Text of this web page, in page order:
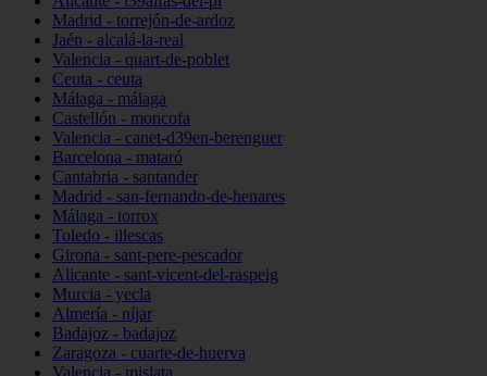
Madrid - torrejón-de-ardoz
Jaén - alcalá-la-real
Valencia - quart-de-poblet
Ceuta - ceuta
Málaga - málaga
Castellón - moncofa
Valencia - canet-d39en-berenguer
Barcelona - mataró
Cantabria - santander
Madrid - san-fernando-de-henares
Málaga - torrox
Toledo - illescas
Girona - sant-pere-pescador
Alicante - sant-vicent-del-raspeig
Murcia - yecla
Almería - níjar
Badajoz - badajoz
Zaragoza - cuarte-de-huerva
Valencia - mislata